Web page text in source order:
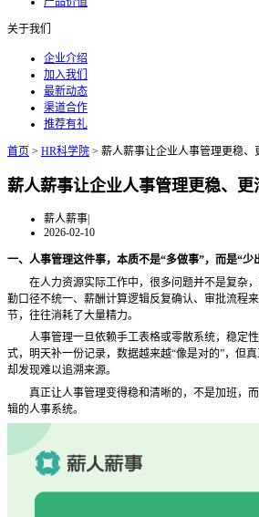
关于我们
企业介绍
加入我们
最新动态
渠道合作
推荐有礼
首页 > HR科学院 > 薪人薪事让企业人事管理更稳、
薪人薪事让企业人事管理更稳、更
薪人薪事|
2026-02-10
一、人事管理这件事，本质不是“多做事”，而是“少
在人力资源实际工作中，很多问题并不是复杂，
勤口径不统一、薪酬计算逻辑反复确认、审批流程
节，往往消耗了大量精力。
人事管理一旦依赖手工表格或零散系统，稳定性
式，明天补一份记录，数据越来越“像是对的”，但
却发现难以追溯来源。
真正让人事管理变得稳和清晰的，不是加班，而
辑的人事系统。